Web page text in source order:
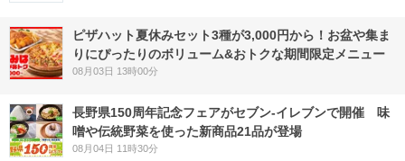
ピザハット夏休みセット3種が3,000円から！お盆や集ま
りにぴったりのボリューム&おトクな期間限定メニュー
08月03日 13時00分
長野県150周年記念フェアがセブン-イレブンで開催 味
噌や伝統野菜を使った新商品21品が登場
08月04日 11時30分